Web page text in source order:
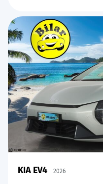
KIA EV4 2026